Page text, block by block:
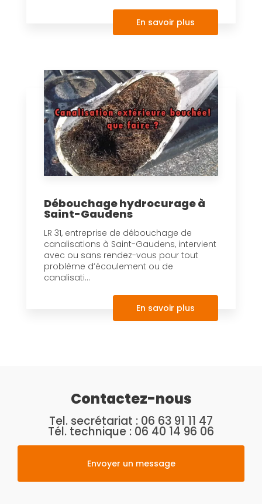
En savoir plus
Débouchage hydrocurage à
Saint-Gaudens
LR 31, entreprise de débouchage de
canalisations à Saint-Gaudens, intervient
avec ou sans rendez-vous pour tout
problème d’écoulement ou de
canalisati...
En savoir plus
Contactez-nous
Tel. secrétariat : 06 63 91 11 47
Tél. technique : 06 40 14 96 06
Envoyer un message